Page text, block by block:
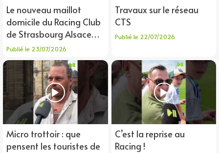
Publié le 23/07/2026
Le nouveau maillot
domicile du Racing Club
de Strasbourg Alsace
2026-2027
Publié le 22/07/2026
Travaux sur le réseau
CTS
Micro trottoir : que
pensent les touristes de
C’est la reprise au
Racing !